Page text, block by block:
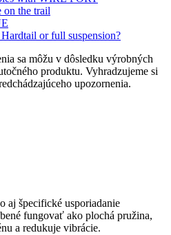
on the trail
or full suspension?
sa môžu v dôsledku výrobných
produktu. Vyhradzujeme si
upozornenia.
aj špecifické usporiadanie
fungovať ako plochá pružina,
a redukuje vibrácie.